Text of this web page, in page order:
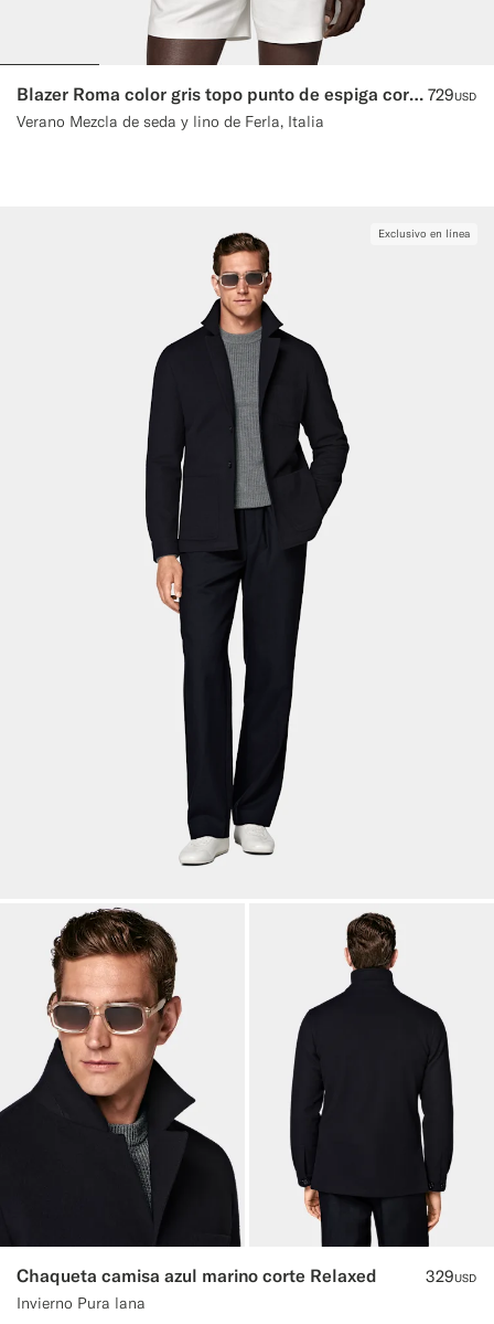
Blazer Roma color gris topo punto de espiga corte Relaxed
Verano Mezcla de seda y lino de Ferla, Italia
729USD
Exclusivo en línea
Chaqueta camisa azul marino corte Relaxed
Invierno Pura lana
329USD